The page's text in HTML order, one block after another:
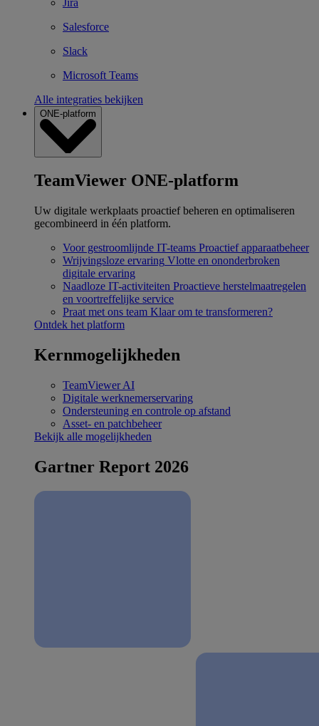
Jira
Salesforce
Slack
Microsoft Teams
Alle integraties bekijken
ONE-platform
TeamViewer ONE-platform
Uw digitale werkplaats proactief beheren en optimaliseren
gecombineerd in één platform.
Voor gestroomlijnde IT-teams Proactief apparaatbeheer
Wrijvingsloze ervaring Vlotte en ononderbroken
digitale ervaring
Naadloze IT-activiteiten Proactieve herstelmaatregelen
en voortreffelijke service
Praat met ons team Klaar om te transformeren?
Ontdek het platform
Kernmogelijkheden
TeamViewer AI
Digitale werknemerservaring
Ondersteuning en controle op afstand
Asset- en patchbeheer
Bekijk alle mogelijkheden
Gartner Report 2026